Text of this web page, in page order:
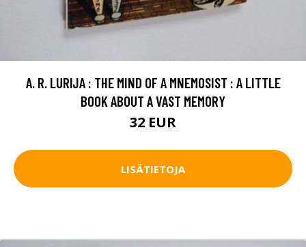
A. R. LURIJA : THE MIND OF A MNEMOSIST : A LITTLE
BOOK ABOUT A VAST MEMORY
32 EUR
LISÄTIETOJA